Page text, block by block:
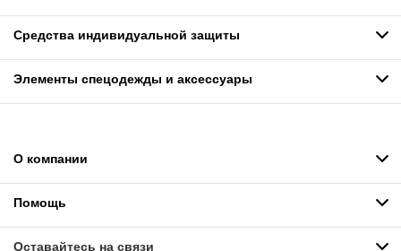
Средства индивидуальной защиты
Элементы спецодежды и аксессуары
О компании
Помощь
Оставайтесь на связи